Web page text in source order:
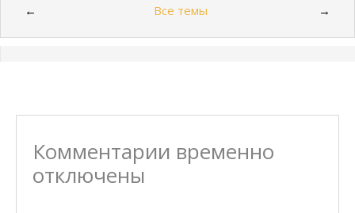
← Все темы →
Комментарии временно
отключены